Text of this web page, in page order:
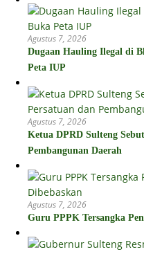
Agustus 7, 2026
Dugaan Hauling Ilegal di
Peta IUP
Agustus 7, 2026
Ketua DPRD Sulteng
Pembangunan Daerah
Agustus 7, 2026
Guru PPPK Tersangka